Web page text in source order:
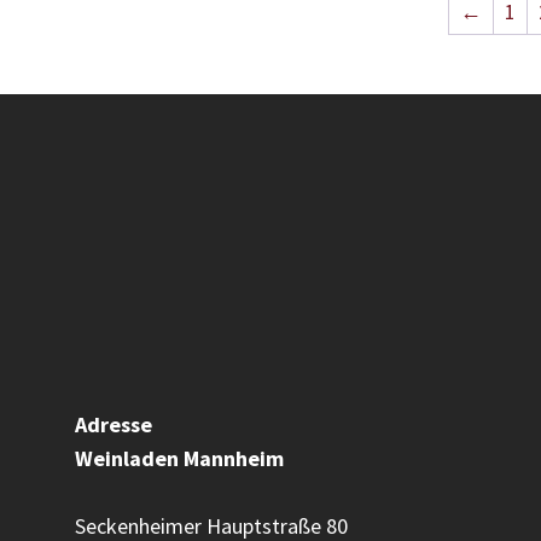
← 1
Adresse
Weinladen Mannheim
Seckenheimer Hauptstraße 80